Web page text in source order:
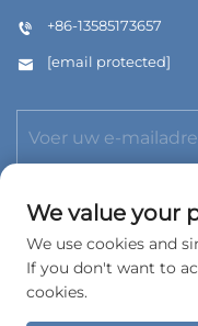
+86-13585173657
[email protected]
Copyright © 2026
We value your
We use cookies and
If you don't want to
cookies.